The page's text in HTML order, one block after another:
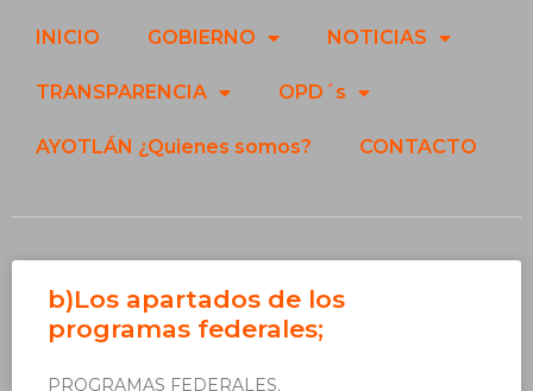
INICIO GOBIERNO NOTICIAS
TRANSPARENCIA OPD´s
AYOTLÁN ¿Quienes somos? CONTACTO
b)Los apartados de los
programas federales;
PROGRAMAS FEDERALES.